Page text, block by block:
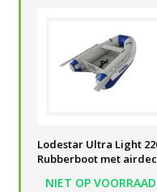
Lodestar Ultra Light
Rubberboot met
NIET OP VOORRAAD
buitenboordmotor